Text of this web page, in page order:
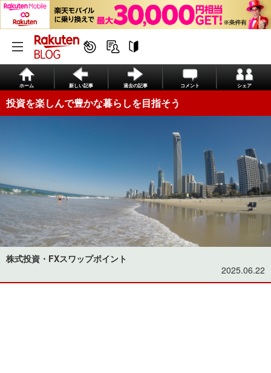
ホーム 新しい記事 過去の記事 コメント シェア
投資を楽しんで豊かな暮らしを目指そう
株式投資・FXスワップポイント
2025.06.22